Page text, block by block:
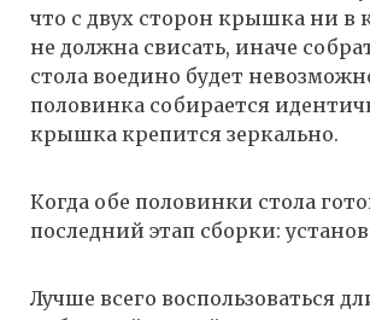
что с двух сторон крышка ни в
не должна свисать, иначе
стола воедино будет
половинка собирается
крышка крепится зеркально.
Когда обе половинки стола
последний этап сборки:
Лучше всего воспользоваться